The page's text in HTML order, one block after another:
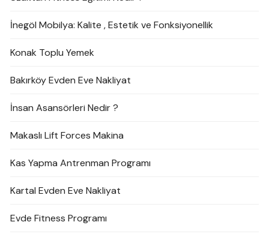
İnegöl Mobilya: Kalite , Estetik ve Fonksiyonellik
Konak Toplu Yemek
Bakırköy Evden Eve Nakliyat
İnsan Asansörleri Nedir ?
Makaslı Lift Forces Makina
Kas Yapma Antrenman Programı
Kartal Evden Eve Nakliyat
Evde Fitness Programı